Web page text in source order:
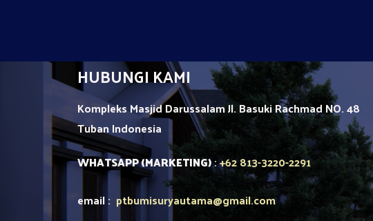
HUBUNGI KAMI
Kompleks Masjid Darussalam Jl. Basuki Rachmad NO. 48
TubanIndonesia
WHATSAPP (MARKETING):+62 813-3220-2291
email : ptbumisuryautama@gmail.com